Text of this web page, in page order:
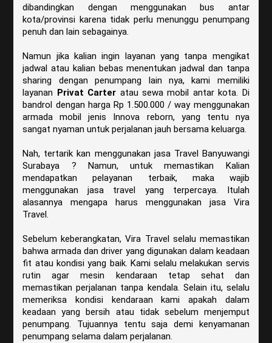
dibandingkan dengan menggunakan bus antar
kota/provinsi karena tidak perlu menunggu penumpang
penuh dan lain sebagainya.
Namun jika kalian ingin layanan yang tanpa mengikat
jadwal atau kalian bebas menentukan jadwal dan tanpa
sharing dengan penumpang lain nya, kami memiliki
layanan Privat Carter atau sewa mobil antar kota. Di
bandrol dengan harga Rp 1.500.000 / way menggunakan
armada mobil jenis Innova reborn, yang tentu nya
sangat nyaman untuk perjalanan jauh bersama keluarga.
Nah, tertarik kan menggunakan jasa Travel Banyuwangi
Surabaya ? Namun, untuk memastikan Kalian
mendapatkan pelayanan terbaik, maka wajib
menggunakan jasa travel yang terpercaya. Itulah
alasannya mengapa harus menggunakan jasa Vira
Travel.
Sebelum keberangkatan, Vira Travel selalu memastikan
bahwa armada dan driver yang digunakan dalam keadaan
fit atau kondisi yang baik. Kami selalu melakukan servis
rutin agar mesin kendaraan tetap sehat dan
memastikan perjalanan tanpa kendala. Selain itu, selalu
memeriksa kondisi kendaraan kami apakah dalam
keadaan yang bersih atau tidak sebelum menjemput
penumpang. Tujuannya tentu saja demi kenyamanan
penumpang selama dalam perjalanan.